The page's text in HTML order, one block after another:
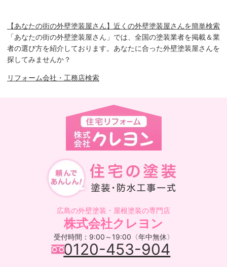
【あなたの街の外壁塗装屋さん】近くの外壁塗装屋さんを簡単検索
「あなたの街の外壁塗装屋さん」では、全国の塗装業者を掲載＆業
者の選び方を紹介しております。あなたに合った外壁塗装屋さんを
探してみませんか？
リフォーム会社・工務店検索
広島の外壁塗装・屋根塗装の専門店
株式会社クレヨン
受付時間：9:00～19:00〈年中無休〉
0120-453-904